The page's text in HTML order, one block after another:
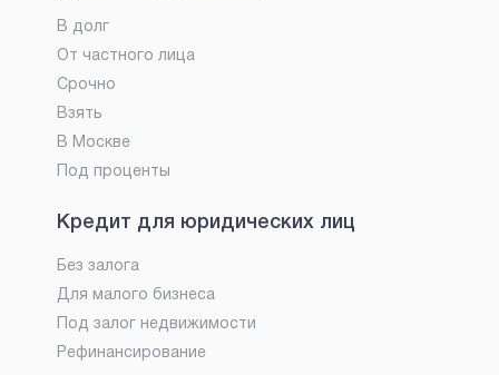
В долг
От частного лица
Срочно
Взять
В Москве
Под проценты
Кредит для юридических лиц
Без залога
Для малого бизнеса
Под залог недвижимости
Рефинансирование